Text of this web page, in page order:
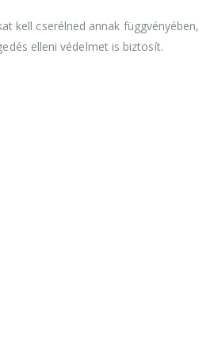
kell cserélned annak függvényében,
elleni védelmet is biztosít.